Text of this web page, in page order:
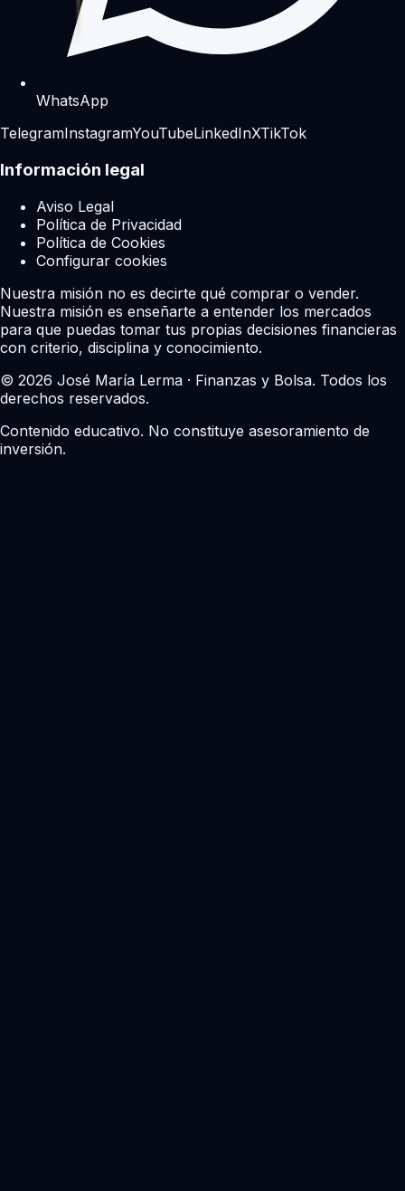
WhatsApp
TelegramInstagramYouTubeLinkedInXTikTok
Información legal
Aviso Legal
Política de Privacidad
Política de Cookies
Configurar cookies
Nuestra misión no es decirte qué comprar o vender.
Nuestra misión es enseñarte a entender los mercados
para que puedas tomar tus propias decisiones financieras
con criterio, disciplina y conocimiento.
© 2026 José María Lerma · Finanzas y Bolsa. Todos los
derechos reservados.
Contenido educativo. No constituye asesoramiento de
inversión.